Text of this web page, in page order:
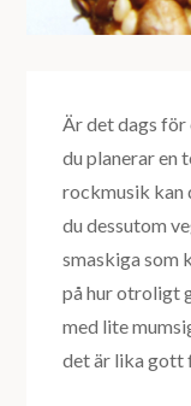
Är det dags för
du planerar en
rockmusik kan
du dessutom
smaskiga som
på hur otroligt
med lite
det är lika gott